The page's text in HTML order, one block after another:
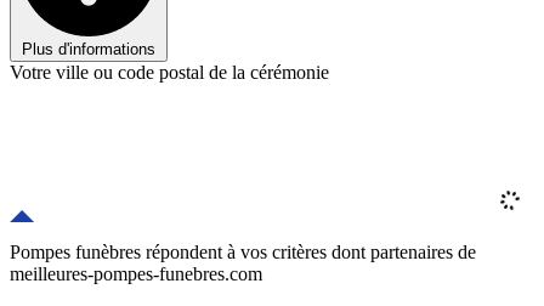
Plus d'informations
Votre ville ou code postal de la cérémonie
Pompes funèbres répondent à vos critères dont partenaires de
meilleures-pompes-funebres.com